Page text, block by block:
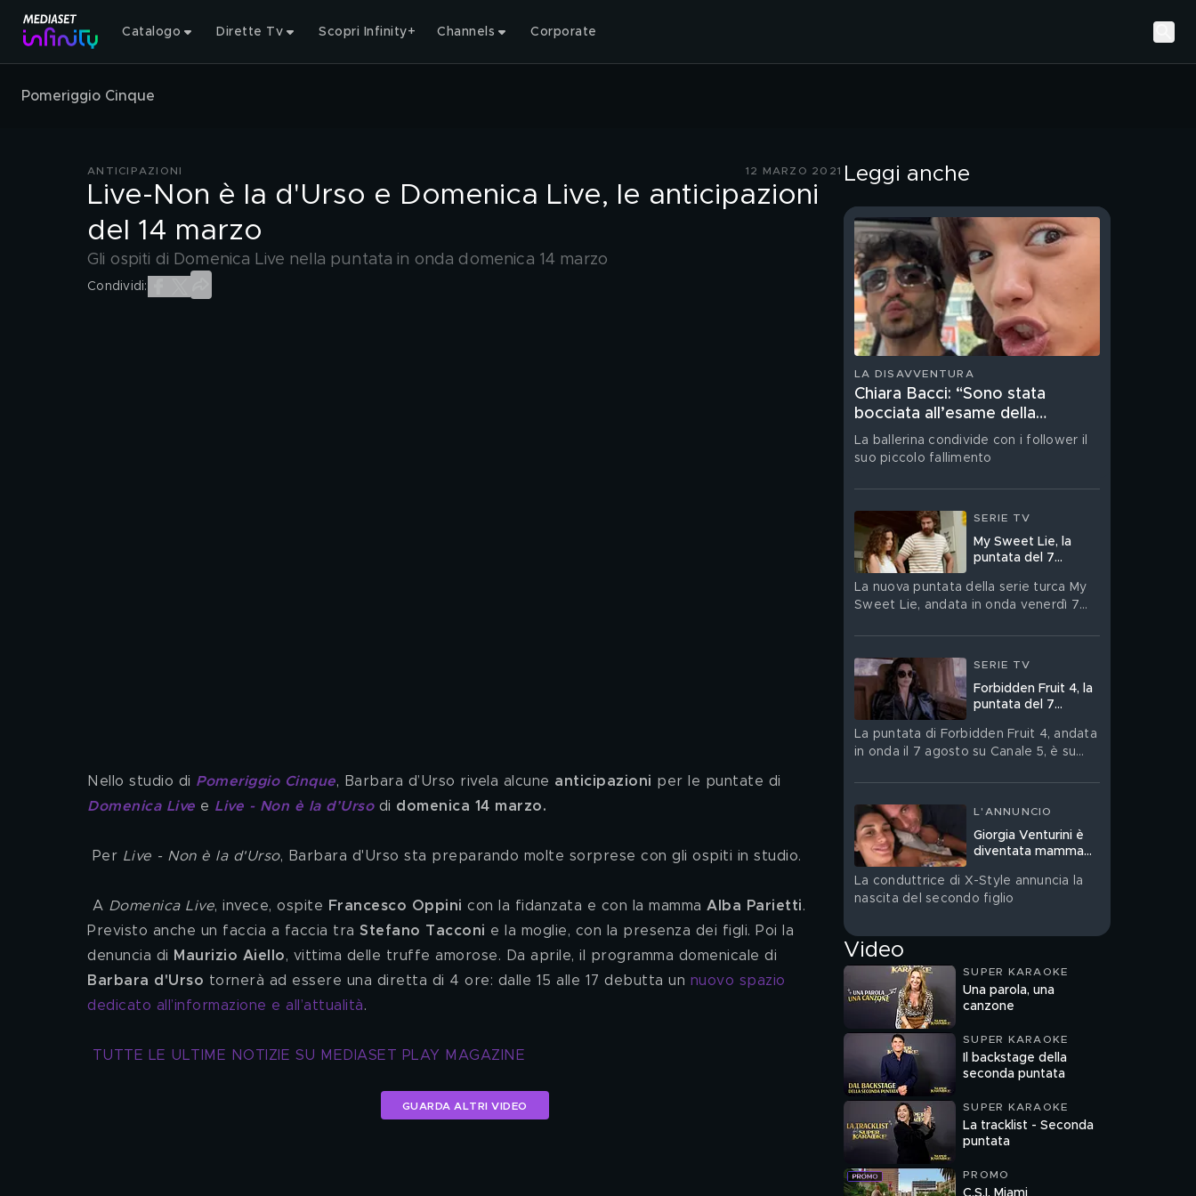
Catalogo Dirette Tv Scopri Infinity+ Channels Corporate
Pomeriggio Cinque
ANTICIPAZIONI 12 MARZO 2021
Live-Non è la d'Urso e Domenica Live, le anticipazioni
del 14 marzo
Gli ospiti di Domenica Live nella puntata in onda domenica 14 marzo
Condividi:
Nello studio di Pomeriggio Cinque, Barbara d’Urso rivela alcune anticipazioni per le puntate di
Domenica Live e Live - Non è la d’Urso di domenica 14 marzo.
Per Live - Non è la d'Urso, Barbara d'Urso sta preparando molte sorprese con gli ospiti in studio.
A Domenica Live, invece, ospite Francesco Oppini con la fidanzata e con la mamma Alba Parietti.
Previsto anche un faccia a faccia tra Stefano Tacconi e la moglie, con la presenza dei figli. Poi la
denuncia di
Maurizio Aiello, vittima delle truffe amorose. Da aprile, il programma domenicale di
Barbara d'Urso tornerà ad essere una diretta di 4 ore: dalle 15 alle 17 debutta un nuovo spazio
dedicato all’informazione e all’attualità.
TUTTE LE ULTIME NOTIZIE SU MEDIASET PLAY MAGAZINE
GUARDA ALTRI VIDEO
Leggi anche
LA DISAVVENTURA
Chiara Bacci: “Sono stata
bocciata all’esame della
patente”
La ballerina condivide con i follower il
suo piccolo fallimento
SERIE TV
My Sweet Lie, la
puntata del 7
La nuova puntata della serie turca My
Sweet Lie, andata in onda venerdì 7
SERIE TV
Forbidden Fruit 4, la
puntata del 7
La puntata di Forbidden Fruit 4, andata
in onda il 7 agosto su Canale 5, è su
L'ANNUNCIO
Giorgia Venturini è
diventata mamma
La conduttrice di X-Style annuncia la
nascita del secondo figlio
Video
SUPER KARAOKE
Una parola, una
canzone
SUPER KARAOKE
Il backstage della
seconda puntata
SUPER KARAOKE
La tracklist - Seconda
puntata
PROMO
C.S.I. Miami